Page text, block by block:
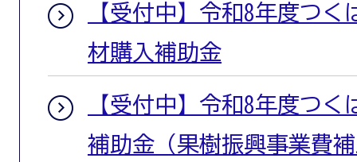
【受付中】令和8年度つ
材購入補助金
【受付中】令和8年度つ
補助金（果樹振興事業費